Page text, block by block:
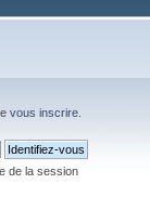
vous inscrire
de la session